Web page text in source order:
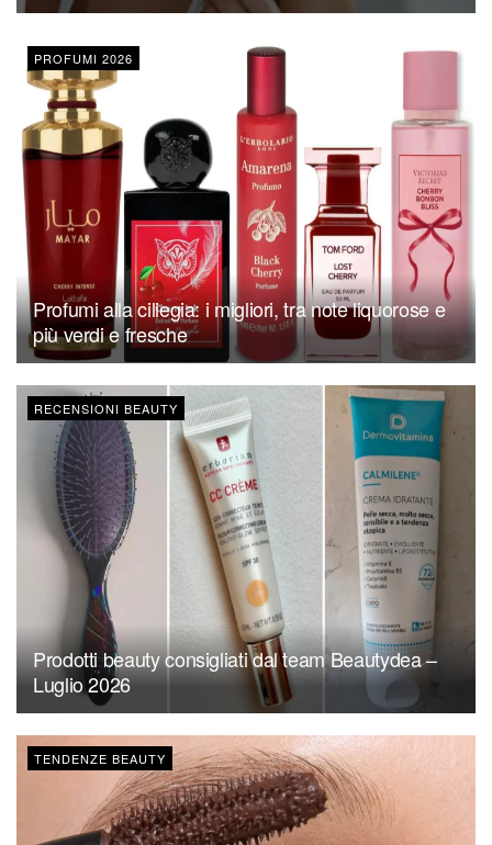
PROFUMI 2026
Profumi alla ciliegia: i migliori, tra note liquorose e
più verdi e fresche
RECENSIONI BEAUTY
Prodotti beauty consigliati dal team Beautydea –
Luglio 2026
TENDENZE BEAUTY